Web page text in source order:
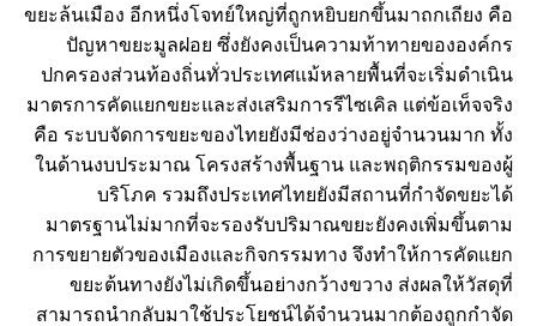
ขยะล้นเมือง อีกหนึ่งโจทย์ใหญ่ที่ถูกหยิบยกขึ้นมาถกเถียง คือ
ปัญหาขยะมูลฝอย ซึ่งยังคงเป็นความท้าทายขององค์กร
ปกครองส่วนท้องถิ่นทั่วประเทศแม้หลายพื้นที่จะเริ่มดำเนิน
มาตรการคัดแยกขยะและส่งเสริมการรีไซเคิล แต่ข้อเท็จจริง
คือ ระบบจัดการขยะของไทยยังมีช่องว่างอยู่จำนวนมาก ทั้ง
ในด้านงบประมาณ โครงสร้างพื้นฐาน และพฤติกรรมของผู้
บริโภค รวมถึงประเทศไทยยังมีสถานที่กำจัดขยะได้
มาตรฐานไม่มากที่จะรองรับปริมาณขยะยังคงเพิ่มขึ้นตาม
การขยายตัวของเมืองและกิจกรรมทาง จึงทำให้การคัดแยก
ขยะต้นทางยังไม่เกิดขึ้นอย่างกว้างขวาง ส่งผลให้วัสดุที่
สามารถนำกลับมาใช้ประโยชน์ได้จำนวนมากต้องถูกกำจัด